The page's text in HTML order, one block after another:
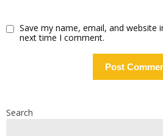
Save my name, email, and website
next time I comment.
Search